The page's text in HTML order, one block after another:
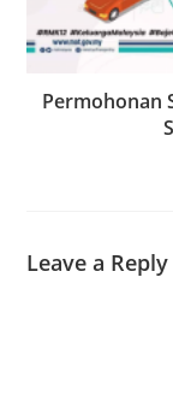
Permohonan
Leave a Reply